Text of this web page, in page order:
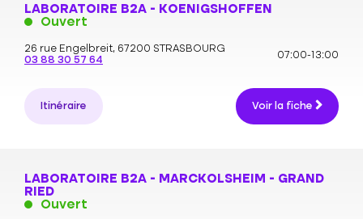
LABORATOIRE B2A - KOENIGSHOFFEN
Ouvert
26 rue Engelbreit, 67200 STRASBOURG
03 88 30 57 64
07:00-13:00
Itinéraire Voir la fiche
LABORATOIRE B2A - MARCKOLSHEIM - GRAND
RIED
Ouvert